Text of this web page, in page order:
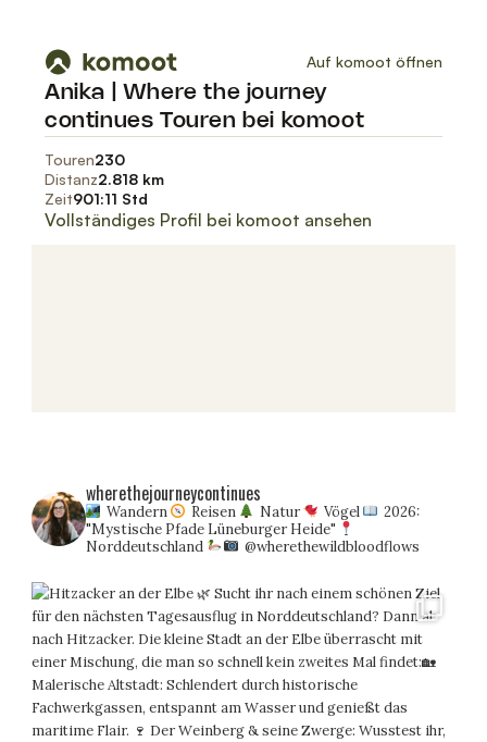
wherethejourneycontinues
Wandern Reisen Natur Vögel
2026:
"Mystische Pfade Lüneburger Heide"
Norddeutschland
@wherethewildbloodflows